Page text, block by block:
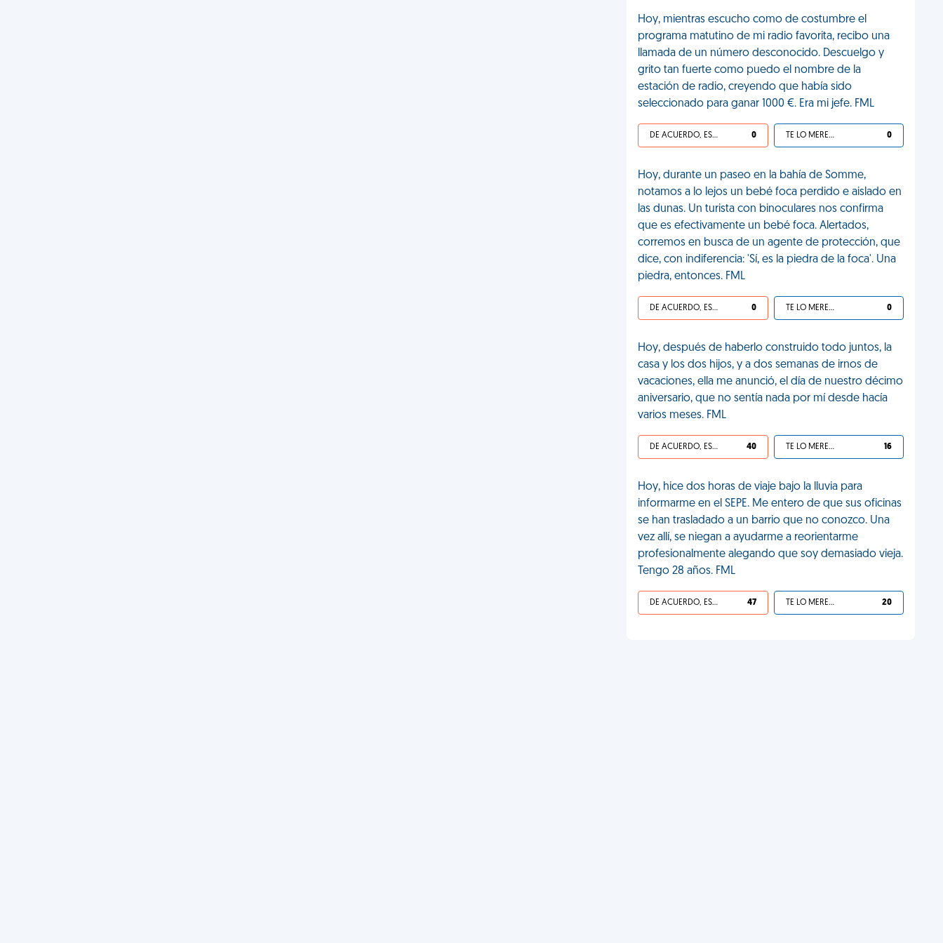
Hoy, mientras escucho como de costumbre el
programa matutino de mi radio favorita, recibo una
llamada de un número desconocido. Descuelgo y
grito tan fuerte como puedo el nombre de la
estación de radio, creyendo que había sido
seleccionado para ganar 1000 €. Era mi jefe. FML
DE ACUERDO, ES UNA VIDA HP 0 TE LO MERECES 0
Hoy, durante un paseo en la bahía de Somme,
notamos a lo lejos un bebé foca perdido e aislado en
las dunas. Un turista con binoculares nos confirma
que es efectivamente un bebé foca. Alertados,
corremos en busca de un agente de protección, que
dice, con indiferencia: 'Sí, es la piedra de la foca'. Una
piedra, entonces. FML
DE ACUERDO, ES UNA VIDA HP 0 TE LO MERECES 0
Hoy, después de haberlo construido todo juntos, la
casa y los dos hijos, y a dos semanas de irnos de
vacaciones, ella me anunció, el día de nuestro décimo
aniversario, que no sentía nada por mí desde hacía
varios meses. FML
DE ACUERDO, ES UNA VIDA HP 40 TE LO MERECES 16
Hoy, hice dos horas de viaje bajo la lluvia para
informarme en el SEPE. Me entero de que sus oficinas
se han trasladado a un barrio que no conozco. Una
vez allí, se niegan a ayudarme a reorientarme
profesionalmente alegando que soy demasiado vieja.
Tengo 28 años. FML
DE ACUERDO, ES UNA VIDA HP 47 TE LO MERECES 20